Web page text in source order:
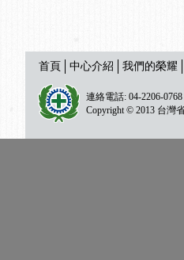
首頁 中心介紹 我們的榮耀
連絡電話: 04-2206-
Copyright © 2013 台灣